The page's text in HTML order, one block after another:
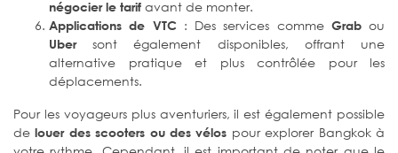
négocier le tarif avant de monter.
Applications de VTC : Des services comme Grabou
Ubersont également disponibles, offrant une
alternative pratique et plus contrôlée pour les
déplacements.
Pour les voyageurs plus aventuriers, il est également possible
delouer des scooters ou des vélos pour explorer Bangkok à